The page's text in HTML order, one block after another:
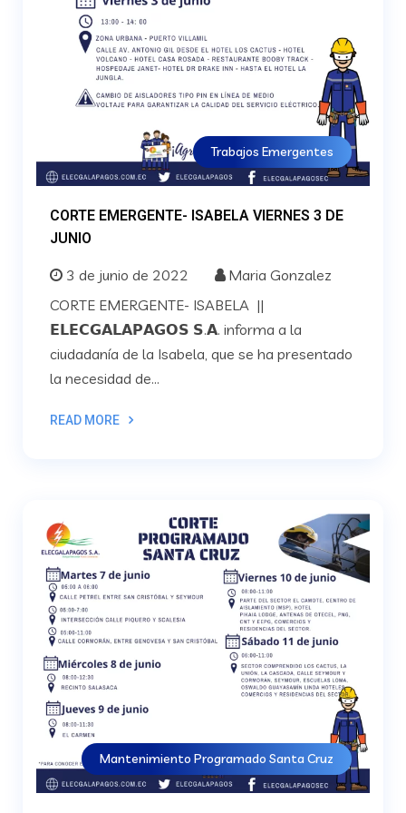
Trabajos Emergentes
CORTE EMERGENTE- ISABELA VIERNES 3 DE
JUNIO
3 de junio de 2022
Maria Gonzalez
CORTE EMERGENTE- ISABELA ||
𝗘𝗟𝗘𝗖𝗚𝗔𝗟𝗔𝗣𝗔𝗚𝗢𝗦 𝗦.𝗔. informa a la
ciudadanía de la Isabela, que se ha presentado
la necesidad de...
READ MORE
Mantenimiento Programado Santa Cruz